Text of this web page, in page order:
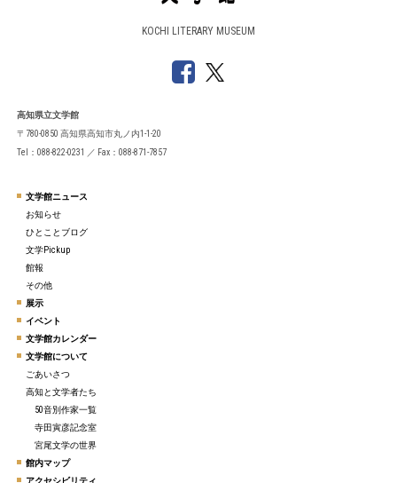
KOCHI LITERARY MUSEUM
高知県立文学館
〒780-0850 高知県高知市丸ノ内1-1-20
Tel：088-822-0231 ／ Fax：088-871-7857
文学館ニュース
お知らせ
ひとことブログ
文学Pickup
館報
その他
展示
イベント
文学館カレンダー
文学館について
ごあいさつ
高知と文学者たち
50音別作家一覧
寺田寅彦記念室
宮尾文学の世界
館内マップ
アクセシビリティ